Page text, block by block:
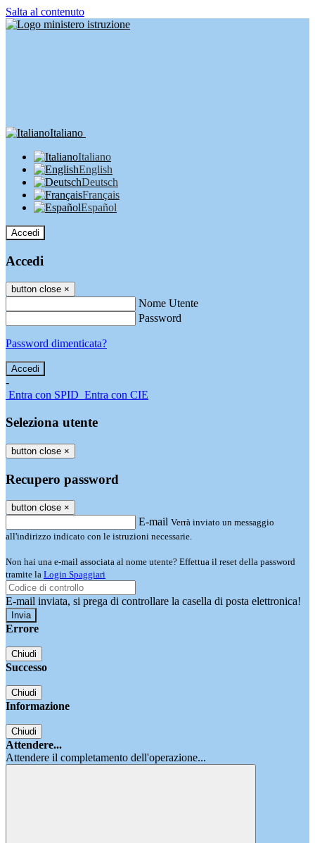
Salta al contenuto
Italiano
Italiano
English
Deutsch
Français
Español
Accedi
Accedi
button close ×
Nome Utente
Password
Password dimenticata?
-
Entra con SPID Entra con CIE
Seleziona utente
button close ×
Recupero password
button close ×
E-mail Verrà inviato un messaggio
all'indirizzo indicato con le istruzioni necessarie.
Non hai una e-mail associata al nome utente? Effettua il reset della password
tramite la Login Spaggiari
E-mail inviata, si prega di controllare la casella di posta elettronica!
Errore
Chiudi
Successo
Chiudi
Informazione
Chiudi
Attendere...
Attendere il completamento dell'operazione...